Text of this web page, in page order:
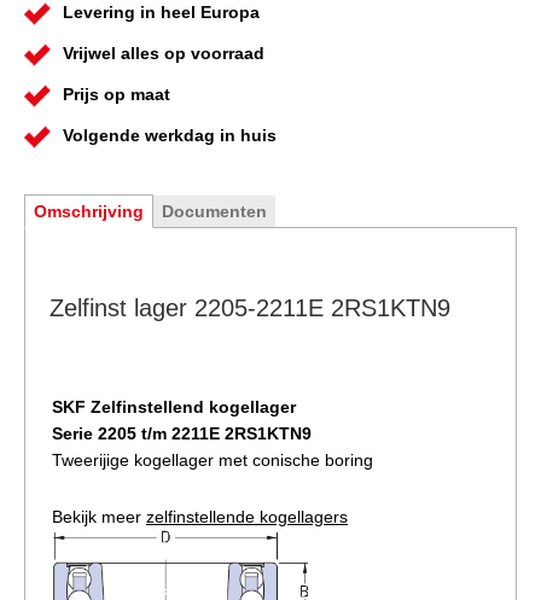
Levering in heel Europa
Vrijwel alles op voorraad
Prijs op maat
Volgende werkdag in huis
Omschrijving Documenten
Zelfinst lager 2205-2211E 2RS1KTN9
SKF Zelfinstellend kogellager
Serie 2205 t/m 2211E 2RS1KTN9
Tweerijige kogellager met conische boring
Bekijk meer zelfinstellende kogellagers